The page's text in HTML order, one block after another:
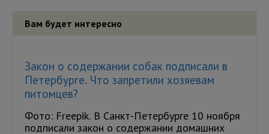
Вам будет интересно
Закон о содержании собак подписали в
Петербурге. Что запретили хозяевам
питомцев?
Фото: Freepik. В Санкт-Петербурге 10 ноября
подписали закон о содержании домашних